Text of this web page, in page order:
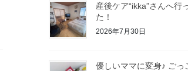
産後ケア“ikka”さんへ行
た！
2026年7月30日
優しいママに変身♪ ごっ